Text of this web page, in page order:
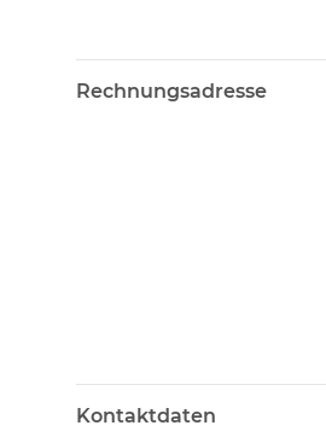
Rechnungsadresse
Kontaktdaten